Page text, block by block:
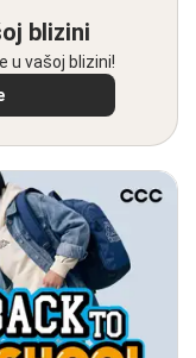
blizini
u vašoj blizini!